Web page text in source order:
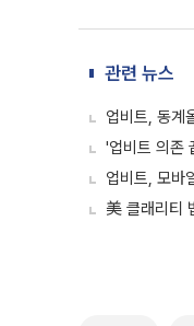
관련 뉴스
업비트, 동계
'업비트 의존
업비트, 모바
美 클래리티